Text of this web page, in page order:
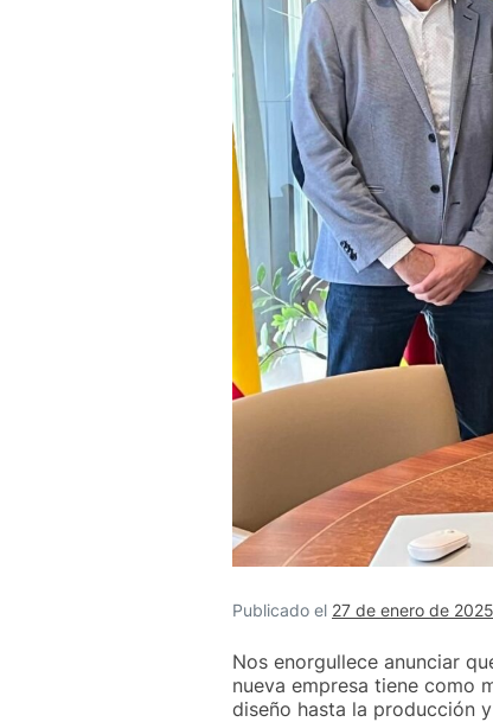
Publicado el 27 de enero de 2025
Nos enorgullece anunciar
nueva empresa tiene como
diseño hasta la producción